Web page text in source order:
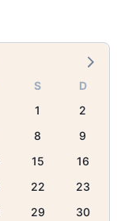
S
D
1
2
8
9
15
16
22
23
29
30